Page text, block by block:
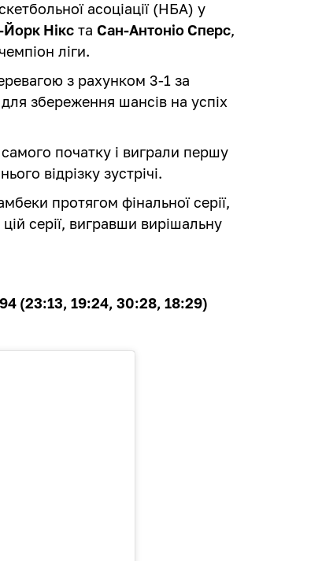
асоціації (НБА) у
Нікс та Сан-Антоніо Сперс,
ліги.
з рахунком 3-1 за
збереження шансів на успіх
початку і виграли першу
відрізку зустрічі.
протягом фінальної серії,
серії, вигравши вирішальну
(23:13, 19:24, 30:28, 18:29)